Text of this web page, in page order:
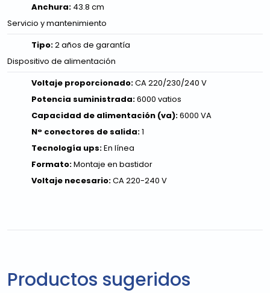
Anchura: 43.8 cm
Servicio y mantenimiento
Tipo:2 años de garantía
Dispositivo de alimentación
Voltaje proporcionado:CA 220/230/240 V
Potencia suministrada:6000 vatios
Capacidad de alimentación (va):6000 VA
N° conectores de salida:1
Tecnología ups:En línea
Formato:Montaje en bastidor
Voltaje necesario:CA 220-240 V
Productos sugeridos